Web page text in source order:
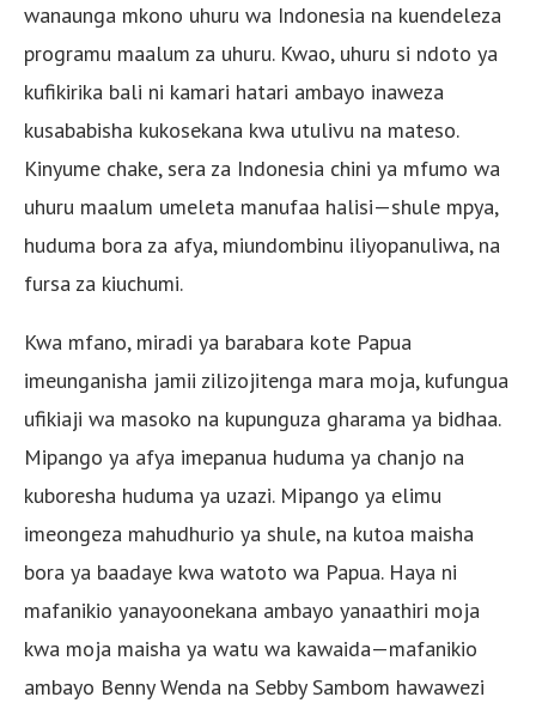
wanaunga mkono uhuru wa Indonesia na kuendeleza
programu maalum za uhuru. Kwao, uhuru si ndoto ya
kufikirika bali ni kamari hatari ambayo inaweza
kusababisha kukosekana kwa utulivu na mateso.
Kinyume chake, sera za Indonesia chini ya mfumo wa
uhuru maalum umeleta manufaa halisi—shule mpya,
huduma bora za afya, miundombinu iliyopanuliwa, na
fursa za kiuchumi.
Kwa mfano, miradi ya barabara kote Papua
imeunganisha jamii zilizojitenga mara moja, kufungua
ufikiaji wa masoko na kupunguza gharama ya bidhaa.
Mipango ya afya imepanua huduma ya chanjo na
kuboresha huduma ya uzazi. Mipango ya elimu
imeongeza mahudhurio ya shule, na kutoa maisha
bora ya baadaye kwa watoto wa Papua. Haya ni
mafanikio yanayoonekana ambayo yanaathiri moja
kwa moja maisha ya watu wa kawaida—mafanikio
ambayo Benny Wenda na Sebby Sambom hawawezi